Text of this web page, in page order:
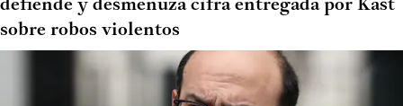
defiende y desmenuza cifra entregada por Kast
sobre robos violentos